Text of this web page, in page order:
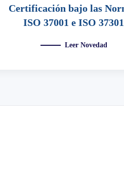
Certificación bajo las
ISO 37001 e ISO 37301
Leer Novedad